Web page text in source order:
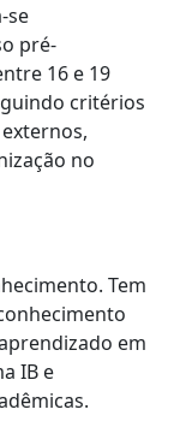
se
pré-
16 e 19
critérios
no
Tem
em
IB e